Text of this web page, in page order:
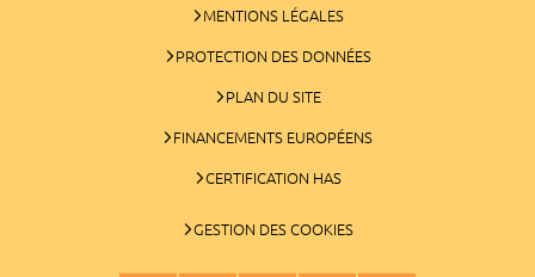
MENTIONS LÉGALES
PROTECTION DES DONNÉES
PLAN DU SITE
FINANCEMENTS EUROPÉENS
CERTIFICATION HAS
GESTION DES COOKIES